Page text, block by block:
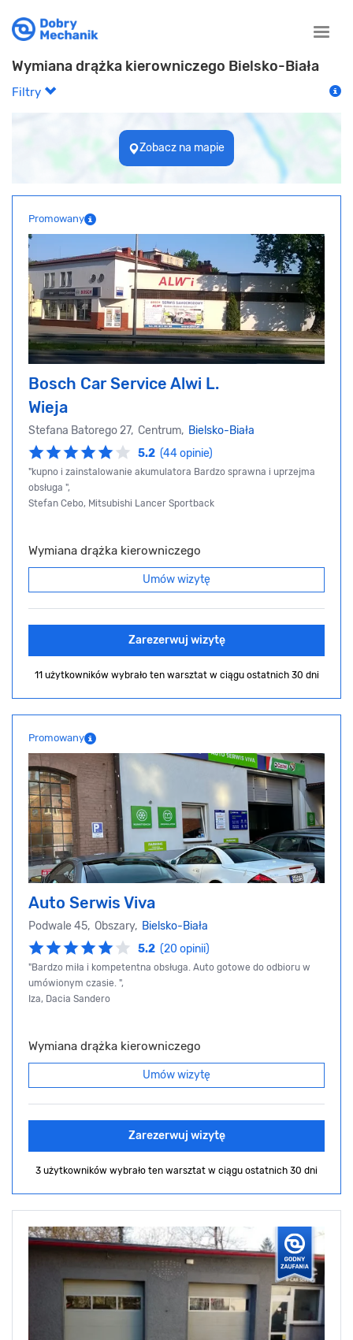
Toggle
Wymiana drążka kierowniczego Bielsko-Biała
Filtry
Zobacz na mapie
Promowany
Bosch Car Service Alwi L.
Wieja
Stefana Batorego 27, Centrum, Bielsko-Biała
5.2 (44 opinie)
"kupno i zainstalowanie akumulatora Bardzo sprawna i uprzejma
obsługa ",
Stefan Cebo, Mitsubishi Lancer Sportback
Wymiana drążka kierowniczego
Umów wizytę
Zarezerwuj wizytę
11 użytkowników wybrało ten warsztat w ciągu ostatnich 30 dni
Promowany
Auto Serwis Viva
Podwale 45, Obszary, Bielsko-Biała
5.2 (20 opinii)
"Bardzo miła i kompetentna obsługa. Auto gotowe do odbioru w
umówionym czasie. ",
Iza, Dacia Sandero
Wymiana drążka kierowniczego
Umów wizytę
Zarezerwuj wizytę
3 użytkowników wybrało ten warsztat w ciągu ostatnich 30 dni